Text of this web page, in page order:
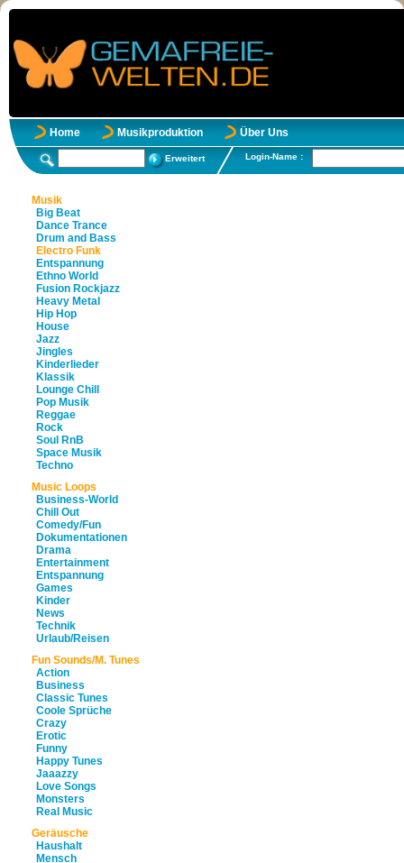
Home Musikproduktion Über Uns
Erweitert Login-Name :
Musik
Big Beat
Dance Trance
Drum and Bass
Electro Funk
Entspannung
Ethno World
Fusion Rockjazz
Heavy Metal
Hip Hop
House
Jazz
Jingles
Kinderlieder
Klassik
Lounge Chill
Pop Musik
Reggae
Rock
Soul RnB
Space Musik
Techno
Music Loops
Business-World
Chill Out
Comedy/Fun
Dokumentationen
Drama
Entertainment
Entspannung
Games
Kinder
News
Technik
Urlaub/Reisen
Fun Sounds/M. Tunes
Action
Business
Classic Tunes
Coole Sprüche
Crazy
Erotic
Funny
Happy Tunes
Jaaazzy
Love Songs
Monsters
Real Music
Geräusche
Haushalt
Mensch